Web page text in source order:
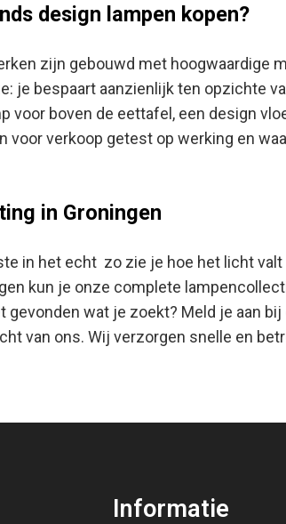
design lampen kopen?
zijn gebouwd met hoogwaardige
je bespaart aanzienlijk ten opzichte
voor boven de eettafel, een design
voor verkoop getest op werking en
in Groningen
in het echt zo zie je hoe het licht
kun je onze complete
gevonden wat je zoekt? Meld je aan
van ons. Wij verzorgen snelle en
Informatie